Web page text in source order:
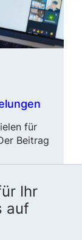
Ihr
auf
für
Beitrag